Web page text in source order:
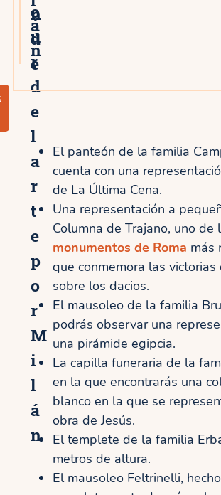
n
d
e
á
n
o
u
r
d
e
l
a
r
t
e
p
o
r
M
i
l
á
n
El panteón de la familia
cuenta con una
de La Última Cena.
Una representación a
Columna de Trajano, uno de
monumentos de Roma más
que conmemora las victorias
sobre los dacios.
El mausoleo de la familia
podrás observar una
una pirámide egipcia.
La capilla funeraria de la
en la que encontrarás una
blanco en la que se
obra de Jesús.
El templete de la familia
metros de altura.
El mausoleo Feltrinelli, hecho